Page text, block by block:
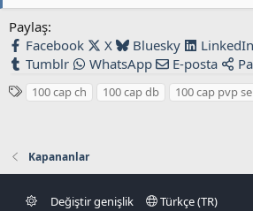
Paylaş:
Facebook
X Bluesky LinkedIn
Tumblr
WhatsApp E-posta
E
e
l
100 cap ch 100 cap db 100 cap pvp
Kapananlar
Değiştir genişlik
Türkçe (TR)